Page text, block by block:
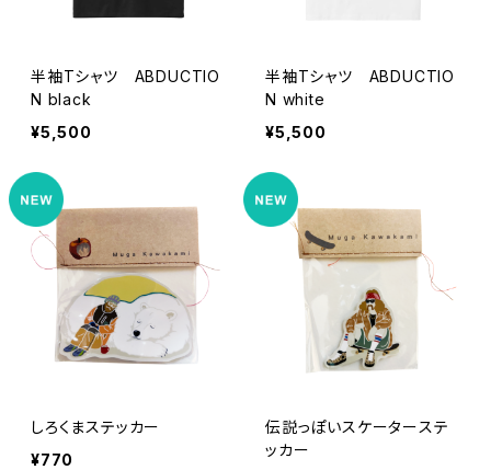
半袖Tシャツ ABDUCTIO
N black
¥5,500
半袖Tシャツ ABDUCTIO
N white
¥5,500
しろくまステッカー
¥770
伝説っぽいスケーターステ
ッカー